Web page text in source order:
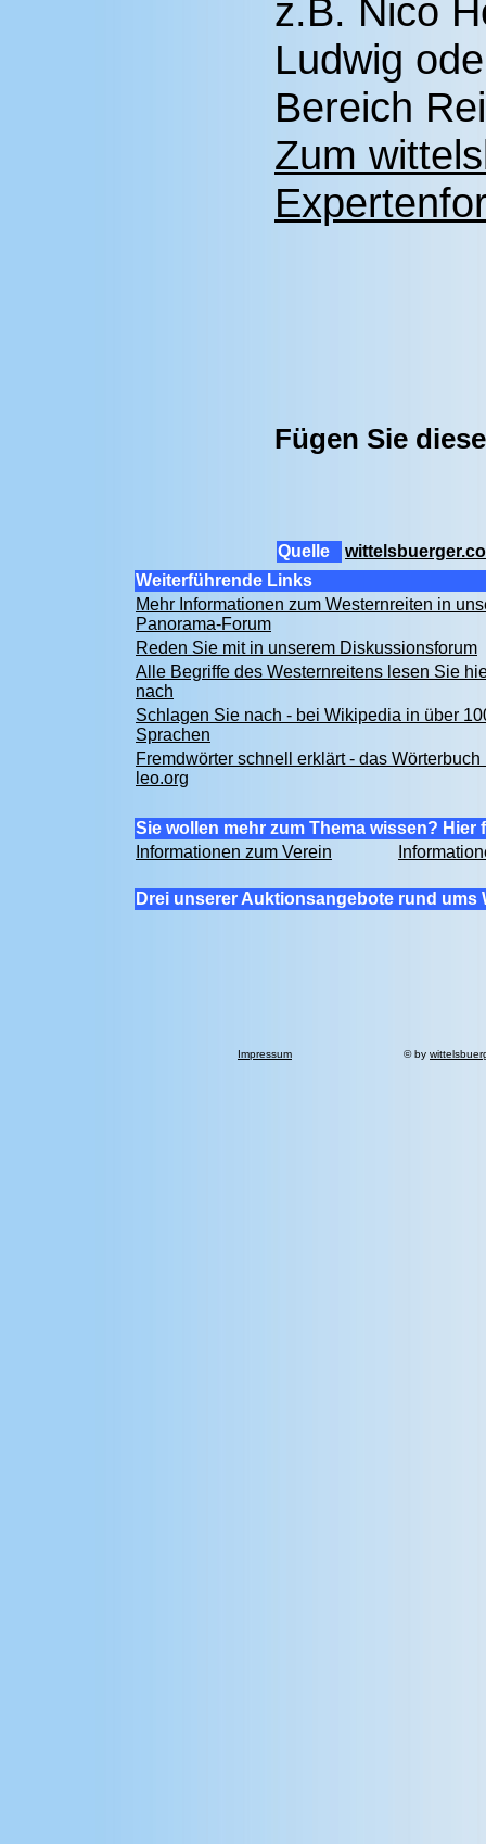
z.B. Nico
Ludwig
Bereich
Zum
Fügen Sie
Quelle
Weiterführende Links
Mehr Informationen zum Westernreiten in
Panorama-Forum
Reden Sie mit in unserem Diskussionsforum
Alle Begriffe des Westernreitens lesen Sie
nach
Schlagen Sie nach - bei Wikipedia in über
Sprachen
Fremdwörter schnell erklärt - das Wörterbuch
leo.org
Sie wollen mehr zum Thema wissen? Hier
Informationen zum Verein
Drei unserer Auktionsangebote rund ums
Impressum © by